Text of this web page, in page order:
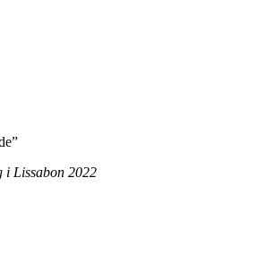
i Lissabon 2022